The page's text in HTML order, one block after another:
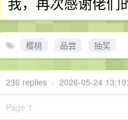
樱桃 品尝 抽奖
236 replies • 2026-05-24
Page 1